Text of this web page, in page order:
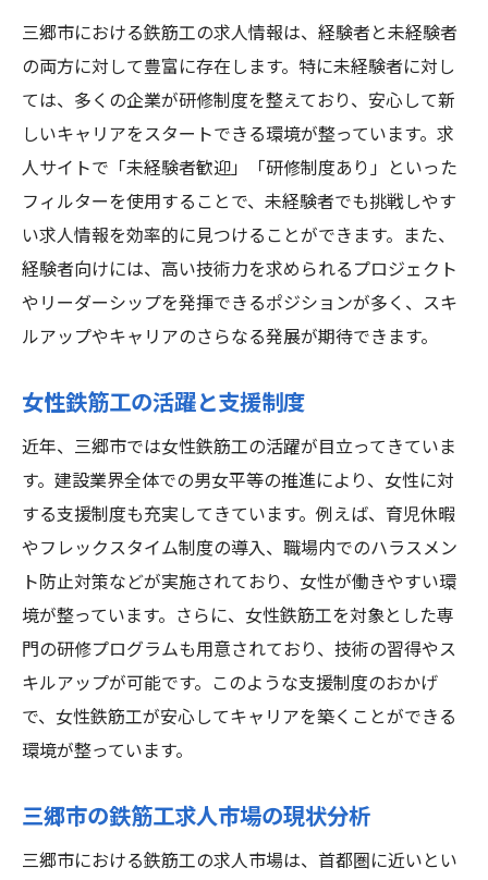
三郷市における鉄筋工の求人情報は、経験者と未経験者
の両方に対して豊富に存在します。特に未経験者に対し
ては、多くの企業が研修制度を整えており、安心して新
しいキャリアをスタートできる環境が整っています。求
人サイトで「未経験者歓迎」「研修制度あり」といった
フィルターを使用することで、未経験者でも挑戦しやす
い求人情報を効率的に見つけることができます。また、
経験者向けには、高い技術力を求められるプロジェクト
やリーダーシップを発揮できるポジションが多く、スキ
ルアップやキャリアのさらなる発展が期待できます。
女性鉄筋工の活躍と支援制度
近年、三郷市では女性鉄筋工の活躍が目立ってきていま
す。建設業界全体での男女平等の推進により、女性に対
する支援制度も充実してきています。例えば、育児休暇
やフレックスタイム制度の導入、職場内でのハラスメン
ト防止対策などが実施されており、女性が働きやすい環
境が整っています。さらに、女性鉄筋工を対象とした専
門の研修プログラムも用意されており、技術の習得やス
キルアップが可能です。このような支援制度のおかげ
で、女性鉄筋工が安心してキャリアを築くことができる
環境が整っています。
三郷市の鉄筋工求人市場の現状分析
三郷市における鉄筋工の求人市場は、首都圏に近いとい